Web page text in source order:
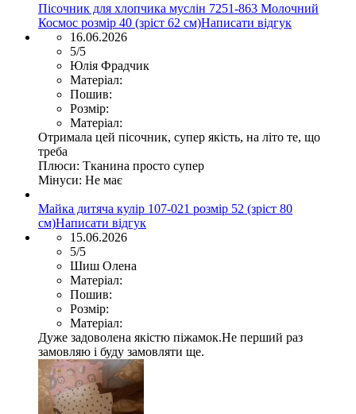
Пісочник для хлопчика муслін 7251-863 Молочний
Космос розмір 40 (зріст 62 см)Написати відгук
16.06.2026
5/5
Юлія Фрадчик
Матеріал:
Пошив:
Розмір:
Матеріал:
Отримала цей пісочник, супер якість, на літо те, що
треба
Плюси: Тканина просто супер
Мінуси: Не має
Майка дитяча кулір 107-021 розмір 52 (зріст 80
см)Написати відгук
15.06.2026
5/5
Шиш Олена
Матеріал:
Пошив:
Розмір:
Матеріал:
Дуже задоволена якістю піжамок.Не перший раз
замовляю і буду замовляти ще.